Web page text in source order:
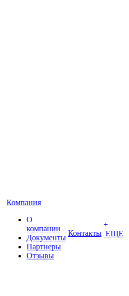
Компания
О
компании
Документы
Партнеры
Отзывы
Контакты
+
ЕЩЕ